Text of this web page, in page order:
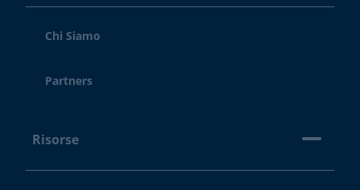
Chi Siamo
Partners
Risorse